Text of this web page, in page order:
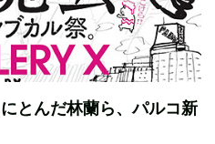
とんだ林蘭ら、パルコ新